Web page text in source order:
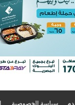
سياسة الخصوصية